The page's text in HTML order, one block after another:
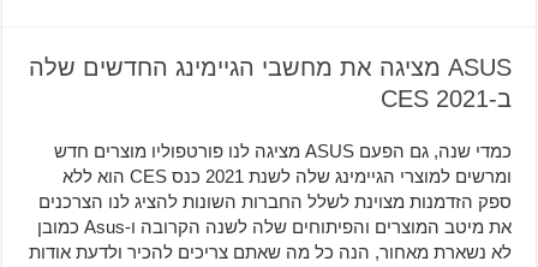
ASUS מציגה את מחשבי הגיימינג החדשים שלה
ב-CES 2021
כמדי שנה, גם הפעם ASUS מציגה לנו פורטפוליו מוצרים חדש
ומרשים למוצרי הגיימינג שלה לשנת 2021 כנס CES הוא ללא
ספק הזדמנות מצוינת לשלל החברות השונות להציג לנו הצרכנים
את מיטב המוצרים והפיתוחים שלה לשנה הקרובה ו-Asus כמובן
לא נשארת מאחור, הנה כל מה שאתם צריכים להכיר ולדעת אודות